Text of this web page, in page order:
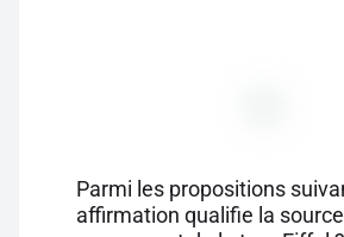
Parmi les propositions
affirmation qualifie la